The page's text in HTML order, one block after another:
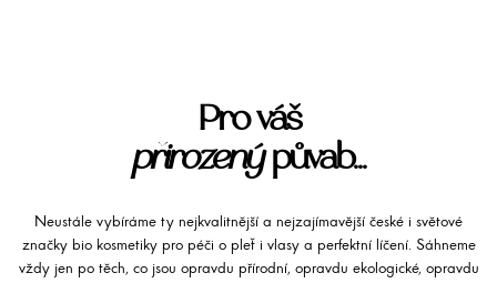
Pro váš
přirozenýpůvab...
Neustále vybíráme ty nejkvalitnější a nejzajímavější české i světové
značky bio kosmetiky pro péči o pleť i vlasy a perfektní líčení. Sáhneme
vždy jen po těch, co jsou opravdu přírodní, opravdu ekologické, opravdu